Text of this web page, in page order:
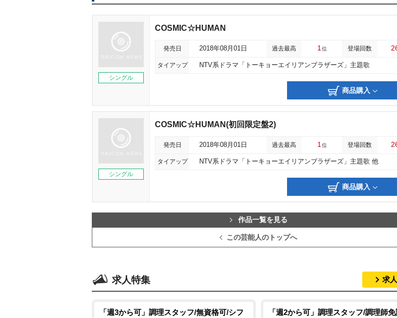
シングル
COSMIC☆HUMAN
発売日 2018年08月01日 過去最高 1 位 登場回数
タイアップ NTV系ドラマ「トーキョーエイリアンブラザーズ」主題歌
商品購入
シングル
COSMIC☆HUMAN(初回限定盤2)
発売日 2018年08月01日 過去最高 1 位 登場回数
タイアップ NTV系ドラマ「トーキョーエイリアンブラザーズ」主題歌 他
商品購入
作品一覧を見る
この芸能人のトップへ
求人特集 求
「週3から可」調理スタッフ/無資格可/シフ
「週2から可」調理スタッフ/調理師